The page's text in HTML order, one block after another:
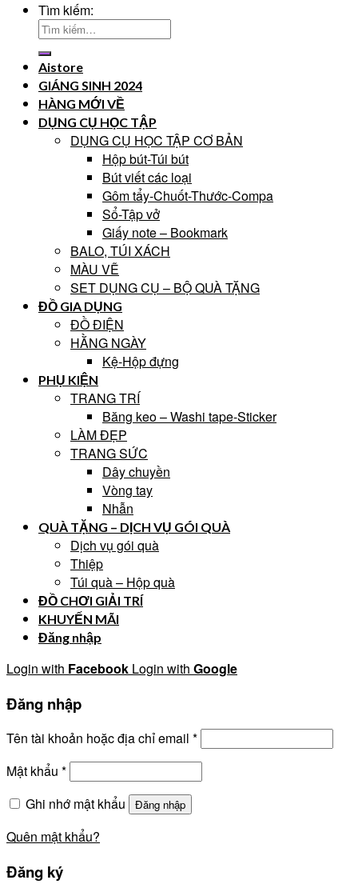
Tìm kiếm:
Aistore
GIÁNG SINH 2024
HÀNG MỚI VỀ
DỤNG CỤ HỌC TẬP
DỤNG CỤ HỌC TẬP CƠ BẢN
Hộp bút-Túi bút
Bút viết các loại
Gôm tẩy-Chuốt-Thước-Compa
Sổ-Tập vở
Giấy note – Bookmark
BALO, TÚI XÁCH
MÀU VẼ
SET DỤNG CỤ – BỘ QUÀ TẶNG
ĐỒ GIA DỤNG
ĐỒ ĐIỆN
HẰNG NGÀY
Kệ-Hộp đựng
PHỤ KIỆN
TRANG TRÍ
Băng keo – Washi tape-Sticker
LÀM ĐẸP
TRANG SỨC
Dây chuyền
Vòng tay
Nhẫn
QUÀ TẶNG – DỊCH VỤ GÓI QUÀ
Dịch vụ gói quà
Thiệp
Túi quà – Hộp quà
ĐỒ CHƠI GIẢI TRÍ
KHUYẾN MÃI
Đăng nhập
Login with Facebook Login with Google
Đăng nhập
Tên tài khoản hoặc địa chỉ email *
Mật khẩu *
Ghi nhớ mật khẩu
Đăng nhập
Quên mật khẩu?
Đăng ký